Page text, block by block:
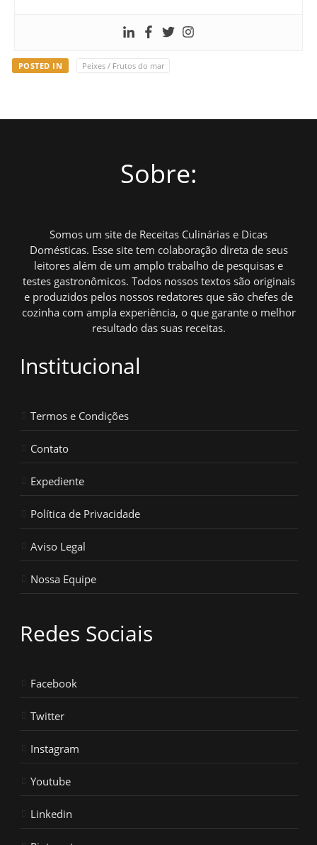
POSTED IN Peixes / Frutos do mar
Sobre:
Somos um site de Receitas Culinárias e Dicas
Domésticas. Esse site tem colaboração direta de seus
leitores além de um amplo trabalho de pesquisas e
testes gastronômicos. Todos nossos textos são originais
e produzidos pelos nossos redatores que são chefes de
cozinha com ampla experiência, o que garante o melhor
resultado das suas receitas.
Institucional
Termos e Condições
Contato
Expediente
Política de Privacidade
Aviso Legal
Nossa Equipe
Redes Sociais
Facebook
Twitter
Instagram
Youtube
Linkedin